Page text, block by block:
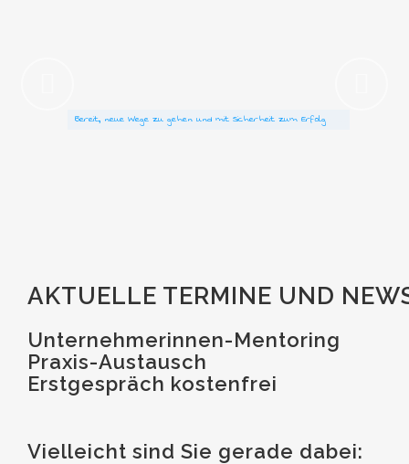
Bereit, neue Wege zu gehen und mit Sicherheit zum Erfolg
Bereit, neue Wege zu gehen und mit Sicherheit zum Erfolg
AKTUELLE TERMINE UND
Unternehmerinnen-Mentoring
Praxis-Austausch
Erstgespräch kostenfrei
Vielleicht sind Sie gerade dabei: